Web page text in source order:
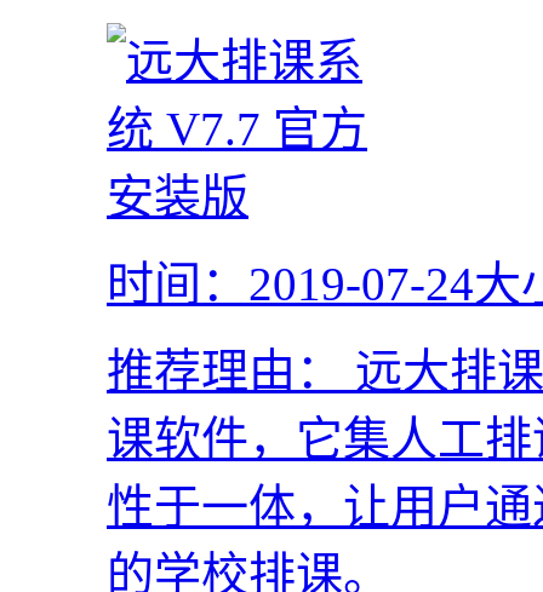
时间：2019-07-24大
推荐理由：
远大排
课软件，它集人工
性于一体，让用户
的学校排课。